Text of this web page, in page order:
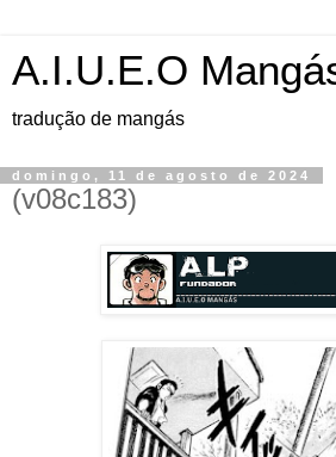
A.I.U.E.O
tradução de mangás
domingo, 11 de agosto de 2024
(v08c183)